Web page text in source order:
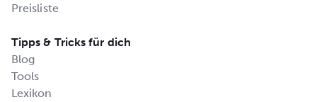
Preisliste
Tipps & Tricks für dich
Blog
Tools
Lexikon